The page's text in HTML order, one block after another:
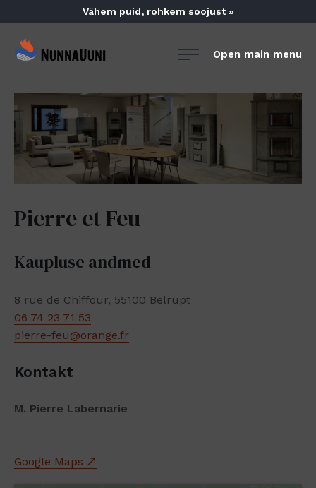
content
Vähem puid, rohkem soojust »
NunnaUuni
suomalainen
vuolukivitakka
Open main menu
Pierre et Feu
Kaupluse andmed
8 rue de Chiffour, 55100 Belrupt
06 74 23 71 53
pierre-feu@orange.fr
Kontakt
M. Pierre Labernarie
Google Maps